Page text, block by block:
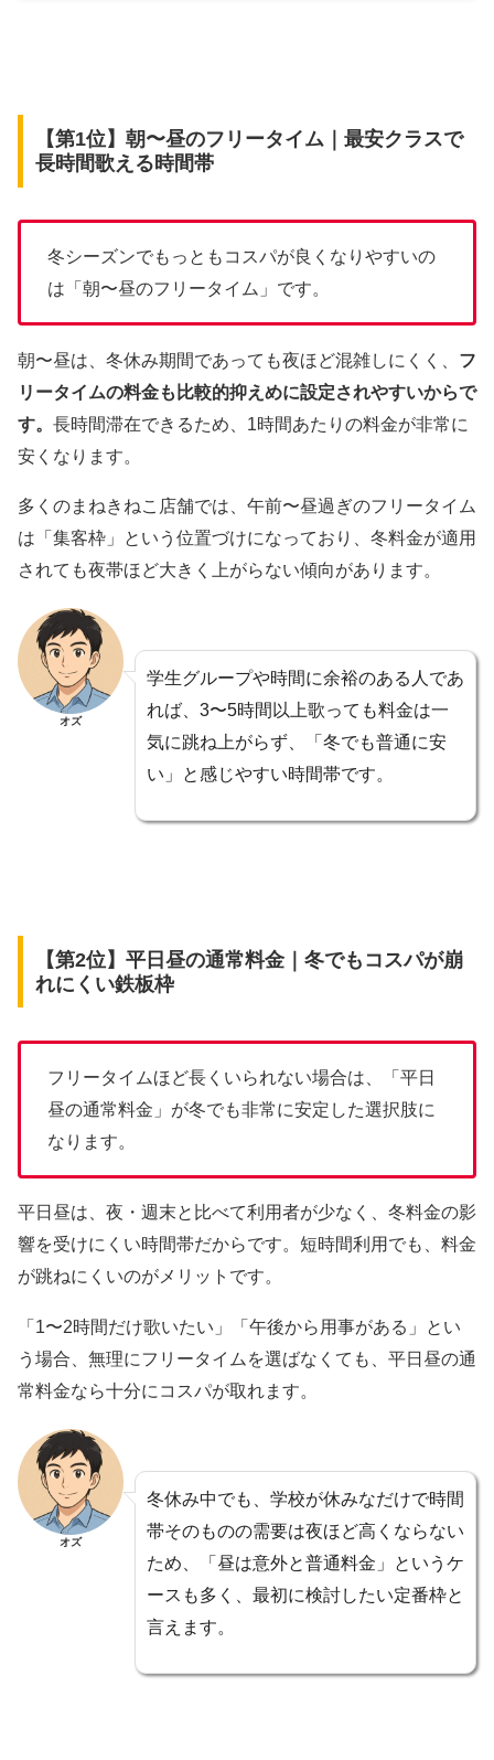
【第1位】朝〜昼のフリータイム｜最安クラスで
長時間歌える時間帯
冬シーズンでもっともコスパが良くなりやすいの
は「朝〜昼のフリータイム」です。
朝〜昼は、冬休み期間であっても夜ほど混雑しにくく、 フ
リータイムの料金も比較的抑えめに設定されやすいからで
す。 長時間滞在できるため、1時間あたりの料金が非常に
安くなります。
多くのまねきねこ店舗では、午前〜昼過ぎのフリータイム
は「集客枠」という位置づけになっており、冬料金が適用
されても夜帯ほど大きく上がらない傾向があります。
オズ
学生グループや時間に余裕のある人であ
れば、3〜5時間以上歌っても料金は一
気に跳ね上がらず、「冬でも普通に安
い」と感じやすい時間帯です。
【第2位】平日昼の通常料金｜冬でもコスパが崩
れにくい鉄板枠
フリータイムほど長くいられない場合は、「平日
昼の通常料金」が冬でも非常に安定した選択肢に
なります。
平日昼は、夜・週末と比べて利用者が少なく、冬料金の影
響を受けにくい時間帯だからです。短時間利用でも、料金
が跳ねにくいのがメリットです。
「1〜2時間だけ歌いたい」「午後から用事がある」とい
う場合、無理にフリータイムを選ばなくても、平日昼の通
常料金なら十分にコスパが取れます。
オズ
冬休み中でも、学校が休みなだけで時間
帯そのものの需要は夜ほど高くならない
ため、「昼は意外と普通料金」というケ
ースも多く、最初に検討したい定番枠と
言えます。